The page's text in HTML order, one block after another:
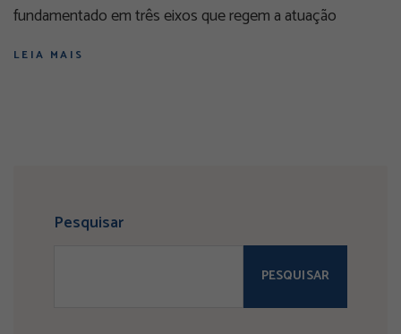
fundamentado em três eixos que regem a atuação
LEIA MAIS
Pesquisar
PESQUISAR